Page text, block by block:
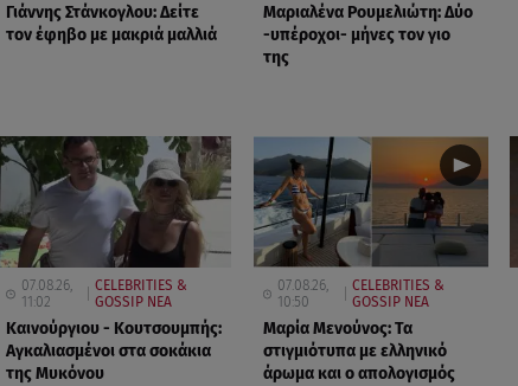
Γιάννης Στάνκογλου: Δείτε
τον έφηβο με μακριά μαλλιά
Μαριαλένα Ρουμελιώτη: Δύο
-υπέροχοι- μήνες τον γιο
της
07.08.26,
11:02
CELEBRITIES &
GOSSIP ΝΕΑ
Καινούργιου - Κουτσουμπής:
Αγκαλιασμένοι στα σοκάκια
της Μυκόνου
07.08.26,
10:50
CELEBRITIES &
GOSSIP ΝΕΑ
Μαρία Μενούνος: Τα
στιγμιότυπα με ελληνικό
άρωμα και ο απολογισμός